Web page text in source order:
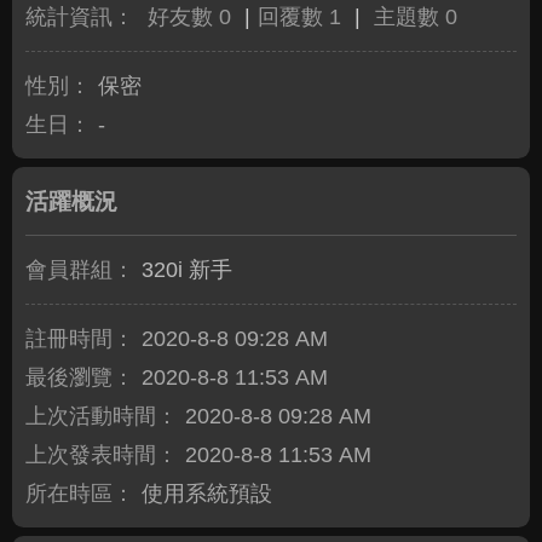
統計資訊： 好友數 0 回覆數 1 主題數 0
性別：
保密
生日：
-
活躍概況
會員群組： 320i 新手
註冊時間：
2020-8-8 09:28 AM
最後瀏覽：
2020-8-8 11:53 AM
上次活動時間：
2020-8-8 09:28 AM
上次發表時間：
2020-8-8 11:53 AM
所在時區：
使用系統預設